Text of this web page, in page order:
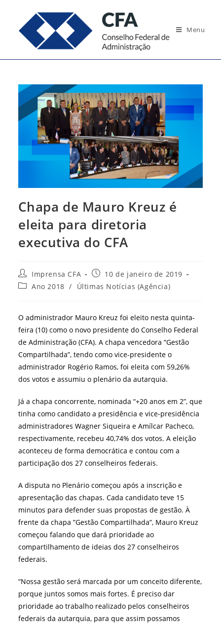
conteúdo
Menu
Chapa de Mauro Kreuz é
eleita para diretoria
executiva do CFA
Autor
do
post:
Imprensa CFA
Post
publicado:
10 de janeiro de 2019
Categoria
Ano 2018 / Últimas Notícias (Agência)
O administrador Mauro Kreuz foi eleito nesta quinta-
feira (10) como o novo presidente do Conselho Federal
de Administração (CFA). A chapa vencedora “Gestão
Compartilhada”, tendo como vice-presidente o
administrador Rogério Ramos, foi eleita com 59,26%
dos votos e assumiu o plenário da autarquia.
Já a chapa concorrente, nominada “+20 anos em 2”, que
tinha como candidato a presidência e vice-presidência
administradores Wagner Siqueira e Amílcar Pacheco,
respectivamente, recebeu 40,74% dos votos. A eleição
aconteceu de forma democrática e contou com a
participação dos 27 conselheiros federais.
A disputa no Plenário começou após a inscrição e
apresentação das chapas. Cada candidato teve 15
minutos para defender suas propostas de gestão. À
frente da chapa ”Gestão Compartilhada”, Mauro Kreuz
começou falando que dará prioridade ao
compartilhamento de ideias dos 27 conselheiros
federais.
“Nossa gestão será marcada por um conceito diferente,
porque juntos somos mais fortes. É preciso dar
prioridade ao trabalho realizado pelos conselheiros
federais da autarquia, para que assim possamos